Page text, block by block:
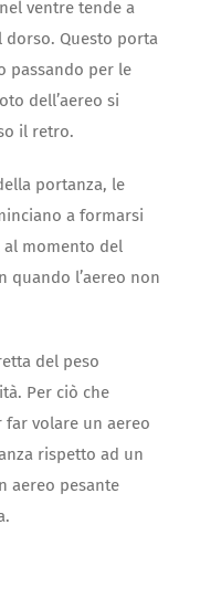
ventre tende a
dorso. Questo porta
passando per le
dell’aereo si
il retro.
portanza, le
a formarsi
momento del
quando l’aereo non
del peso
Per ciò che
volare un aereo
rispetto ad un
aereo pesante